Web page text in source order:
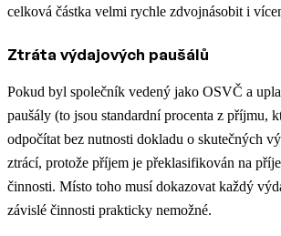
celková částka velmi rychle zdvojnásobit i
Ztráta výdajových paušálů
Pokud byl společník vedený jako OSVČ a
paušály (to jsou standardní procenta z příjmu,
odpočítat bez nutnosti dokladu o skutečných
ztrácí, protože příjem je překlasifikován na
činnosti. Místo toho musí dokazovat každý
závislé činnosti prakticky nemožné.